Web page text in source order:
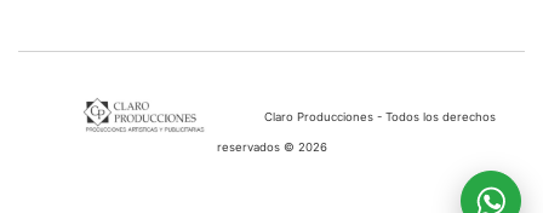
Claro Producciones - Todos los derechos
reservados © 2026